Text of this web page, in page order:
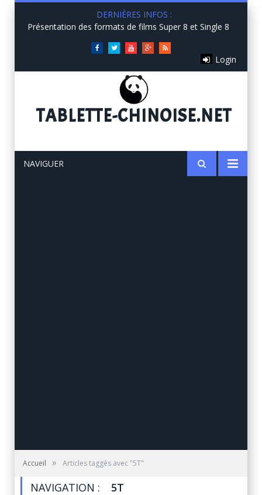
DERNIÈRES INFOS :
Présentation des formats de films Super 8 et Single 8
FacebookTwitterYou
Google+RSS
Login
TABLETTE-CHINOISE.NET
NAVIGUER
Accueil » Articles taggés avec "5T"
NAVIGATION : 5T